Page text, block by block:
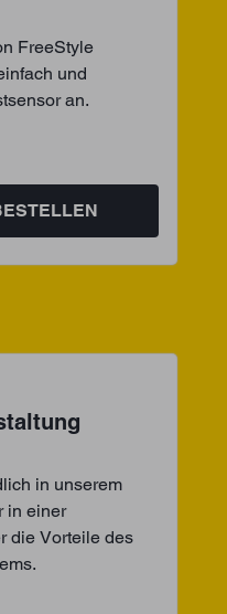
FreeStyle
und
an.
in unserem
in einer
die Vorteile des